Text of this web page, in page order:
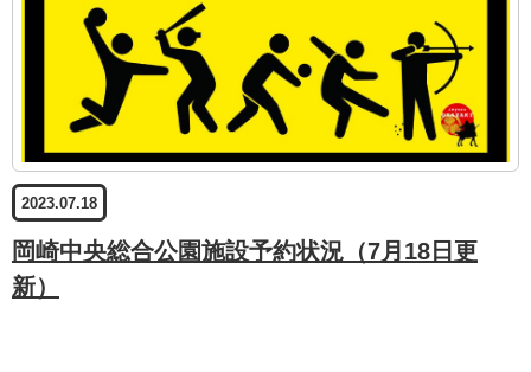
2023.07.18
岡崎中央総合公園施設予約状況（7月18日更
新）